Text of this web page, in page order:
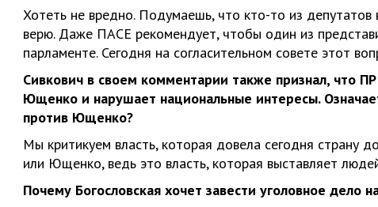
Хотеть не вредно. Подумаешь, что кто-то из
верю. Даже ПАСЕ рекомендует, чтобы один из
парламенте. Сегодня на согласительном совете этот
Сивкович в своем комментарии также признал, что
Ющенко и нарушает национальные интересы.
против Ющенко?
Мы критикуем власть, которая довела сегодня страну
или Ющенко, ведь это власть, которая выставляет
Почему Богословская хочет завести уголовное